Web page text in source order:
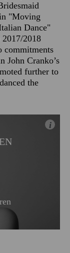
"Moving
Dance"
2018
commitments
John Cranko’s
further to
the
i